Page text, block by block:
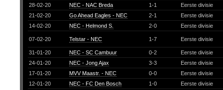
28-02-20 NEC - NAC Breda 1-1
Eerste divisie
21-02-20
Go Ahead Eagles - NEC 2-1
Eerste divisie
14-02-20
NEC - Helmond S. 2-0 Eerste divisie
07-02-20 Telstar - NEC 1-7 Eerste divisie
31-01-20 NEC - SC Cambuur 0-2
Eerste divisie
24-01-20
NEC - Jong Ajax 3-3
Eerste divisie
17-01-20
MVV Maastr. - NEC 0-0
Eerste divisie
12-01-20
NEC - FC Den Bosch 1-0 Eerste divisie